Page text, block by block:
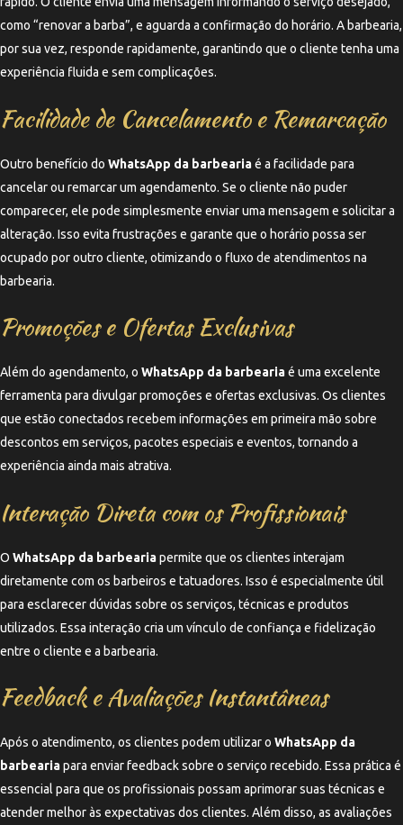
como “renovar a barba”, e aguarda a confirmação do horário. A barbearia,
por sua vez, responde rapidamente, garantindo que o cliente tenha uma
experiência fluida e sem complicações.
Facilidade de Cancelamento e Remarcação
Outro benefício do WhatsApp da barbeariaé a facilidade para
cancelar ou remarcar um agendamento. Se o cliente não puder
comparecer, ele pode simplesmente enviar uma mensagem e solicitar a
alteração. Isso evita frustrações e garante que o horário possa ser
ocupado por outro cliente, otimizando o fluxo de atendimentos na
barbearia.
Promoções e Ofertas Exclusivas
Além do agendamento, o WhatsApp da barbeariaé uma excelente
ferramenta para divulgar promoções e ofertas exclusivas. Os clientes
que estão conectados recebem informações em primeira mão sobre
descontos em serviços, pacotes especiais e eventos, tornando a
experiência ainda mais atrativa.
Interação Direta com os Profissionais
O WhatsApp da barbeariapermite que os clientes interajam
diretamente com os barbeiros e tatuadores. Isso é especialmente útil
para esclarecer dúvidas sobre os serviços, técnicas e produtos
utilizados. Essa interação cria um vínculo de confiança e fidelização
entre o cliente e a barbearia.
Feedback e Avaliações Instantâneas
Após o atendimento, os clientes podem utilizar o WhatsApp da
barbeariapara enviar feedback sobre o serviço recebido. Essa prática é
essencial para que os profissionais possam aprimorar suas técnicas e
atender melhor às expectativas dos clientes. Além disso, as avaliações